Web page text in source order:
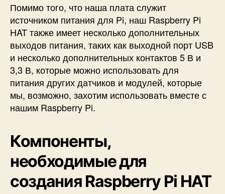
ы
х
б
а
т
р
е
й
Помимо того, что наша плата служит
источником питания для Pi, наш Raspberry Pi
HAT также имеет несколько дополнительных
выходов питания, таких как выходной порт USB
и несколько дополнительных контактов 5 В и
3,3 В, которые можно использовать для
питания других датчиков и модулей, которые
мы, возможно, захотим использовать вместе с
нашим Raspberry Pi.
Компоненты,
необходимые для
создания Raspberry Pi HAT